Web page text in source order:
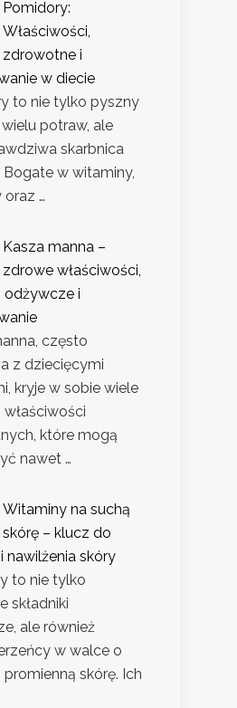
Pomidory:
Właściwości,
zdrowotne i
w diecie
to nie tylko pyszny
wielu potraw, ale
skarbnica
Bogate w witaminy,
oraz …
Kasza manna –
zdrowe właściwości,
odżywcze i
często
z dziecięcymi
kryje w sobie wiele
które mogą
nawet …
Witaminy na suchą
skórę – klucz do
nawilżenia skóry
to nie tylko
składniki
ale również
w walce o
skórę. Ich